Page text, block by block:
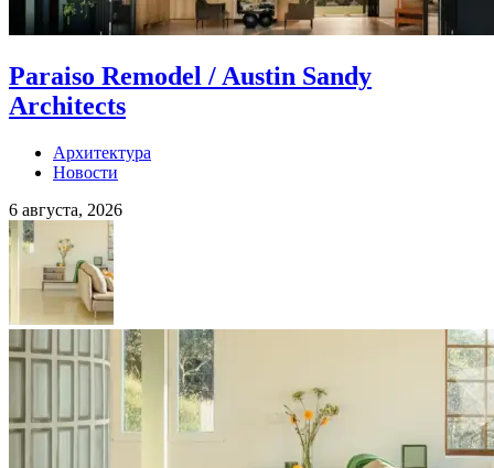
Paraiso Remodel / Austin Sandy
Architects
Архитектура
Новости
6 августа, 2026